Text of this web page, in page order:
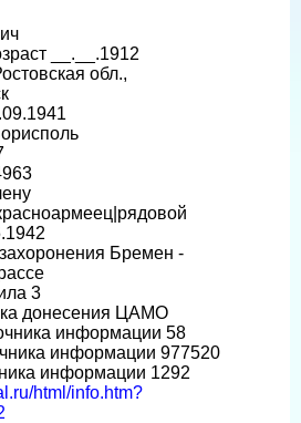
__.__.1912
обл.,
Бремен -
3
донесения ЦАМО
информации 58
информации 977520
информации 1292
html/info.htm?